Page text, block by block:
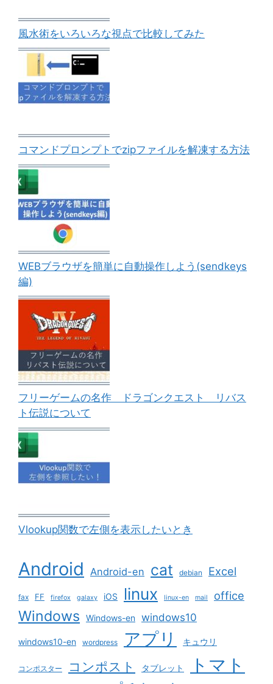
風水術をいろいろな視点で比較してみた
コマンドプロンプトでzipファイルを解凍する方法
WEBブラウザを簡単に自動操作しよう(sendkeys
編)
フリーゲームの名作 ドラゴンクエスト リバス
ト伝説について
Vlookup関数で左側を表示したいとき
Android Android-en cat debian Excel
fax FF firefox galaxy iOS linux linux-en mail office
Windows Windows-en windows10
windows10-en wordpress アプリ キュウリ
コンポスター コンポスト タブレット トマト